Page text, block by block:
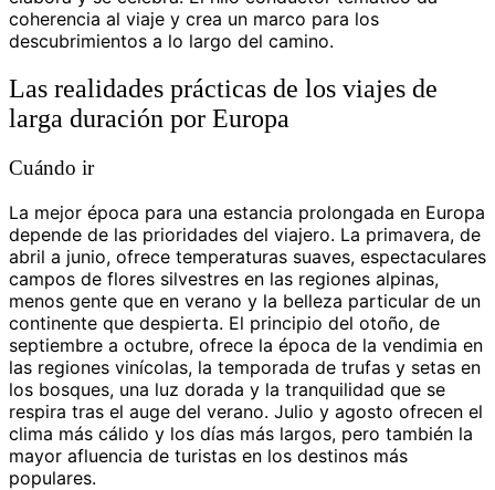
coherencia al viaje y crea un marco para los
descubrimientos a lo largo del camino.
Las realidades prácticas de los viajes de
larga duración por Europa
Cuándo ir
La mejor época para una estancia prolongada en Europa
depende de las prioridades del viajero. La primavera, de
abril a junio, ofrece temperaturas suaves, espectaculares
campos de flores silvestres en las regiones alpinas,
menos gente que en verano y la belleza particular de un
continente que despierta. El principio del otoño, de
septiembre a octubre, ofrece la época de la vendimia en
las regiones vinícolas, la temporada de trufas y setas en
los bosques, una luz dorada y la tranquilidad que se
respira tras el auge del verano. Julio y agosto ofrecen el
clima más cálido y los días más largos, pero también la
mayor afluencia de turistas en los destinos más
populares.